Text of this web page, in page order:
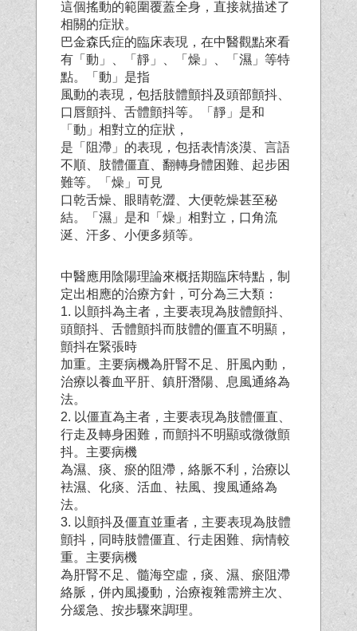
這個搖動的範圍覆蓋全身，直接就描述了
相關的症狀。
巴金森氏症的臨床表現，在中醫觀點來看
有「動」、「靜」、「燥」、「濕」等特
點。「動」是指
風動的表現，包括肢體顫抖及頭部顫抖、
口唇顫抖、舌體顫抖等。「靜」是和
「動」相對立的症狀，
是「阻滯」的表現，包括表情淡漠、言語
不順、肢體僵直、翻轉身體困難、起步困
難等。「燥」可見
口乾舌燥、眼睛乾澀、大便乾燥甚至秘
結。「濕」是和「燥」相對立，口角流
涎、汗多、小便多頻等。
中醫應用陰陽理論來概括期臨床特點，制
定出相應的治療方針，可分為三大類：
1. 以顫抖為主者，主要表現為肢體顫抖、
頭顫抖、舌體顫抖而肢體的僵直不明顯，
顫抖在緊張時
加重。主要病機為肝腎不足、肝風內動，
治療以養血平肝、鎮肝潛陽、息風通絡為
法。
2. 以僵直為主者，主要表現為肢體僵直、
行走及轉身困難，而顫抖不明顯或微微顫
抖。主要病機
為濕、痰、瘀的阻滯，絡脈不利，治療以
袪濕、化痰、活血、袪風、搜風通絡為
法。
3. 以顫抖及僵直並重者，主要表現為肢體
顫抖，同時肢體僵直、行走困難、病情較
重。主要病機
為肝腎不足、髓海空虛，痰、濕、瘀阻滯
絡脈，併內風擾動，治療複雜需辨主次、
分緩急、按步驟來調理。